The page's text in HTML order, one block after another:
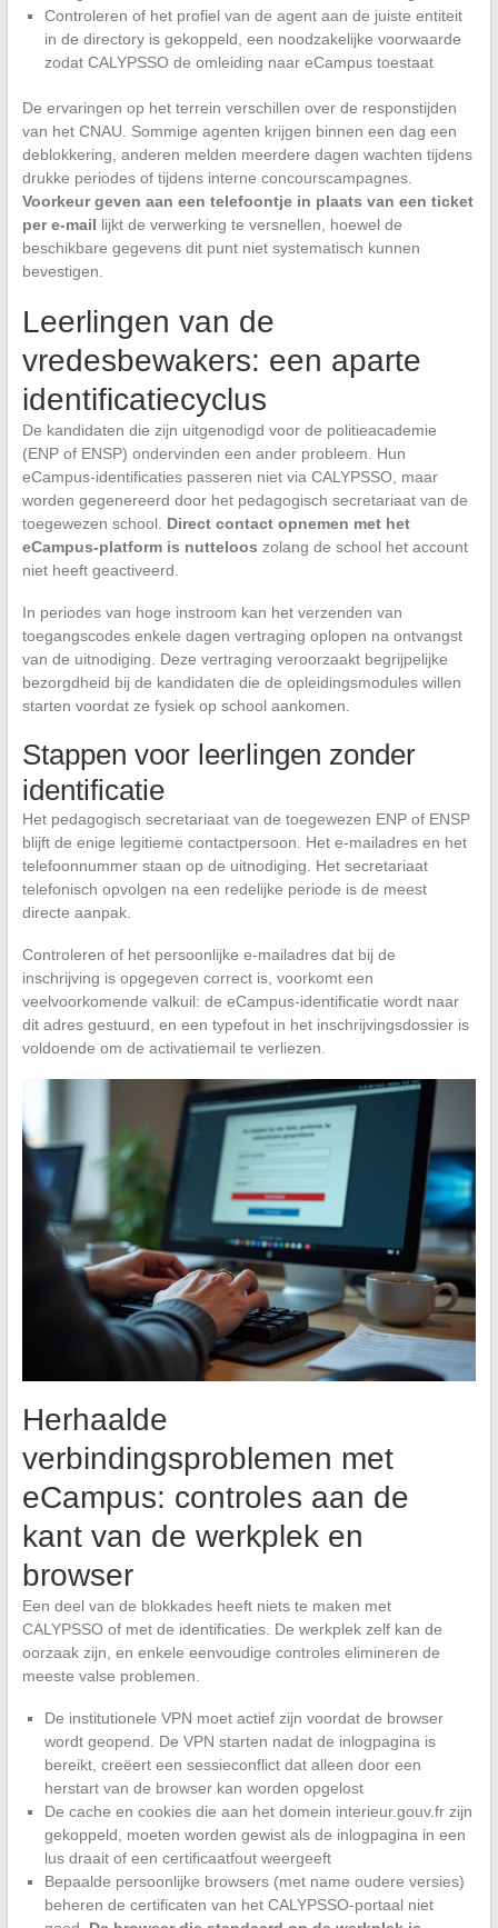
Controleren of het profiel van de agent aan de juiste entiteit
in de directory is gekoppeld, een noodzakelijke voorwaarde
zodat CALYPSSO de omleiding naar eCampus toestaat
De ervaringen op het terrein verschillen over de responstijden
van het CNAU. Sommige agenten krijgen binnen een dag een
deblokkering, anderen melden meerdere dagen wachten tijdens
drukke periodes of tijdens interne concourscampagnes.
Voorkeur geven aan een telefoontje in plaats van een ticket
per e-mail lijkt de verwerking te versnellen, hoewel de
beschikbare gegevens dit punt niet systematisch kunnen
bevestigen.
Leerlingen van de
vredesbewakers: een aparte
identificatiecyclus
De kandidaten die zijn uitgenodigd voor de politieacademie
(ENP of ENSP) ondervinden een ander probleem. Hun
eCampus-identificaties passeren niet via CALYPSSO, maar
worden gegenereerd door het pedagogisch secretariaat van de
toegewezen school. Direct contact opnemen met het
eCampus-platform is nutteloos zolang de school het account
niet heeft geactiveerd.
In periodes van hoge instroom kan het verzenden van
toegangscodes enkele dagen vertraging oplopen na ontvangst
van de uitnodiging. Deze vertraging veroorzaakt begrijpelijke
bezorgdheid bij de kandidaten die de opleidingsmodules willen
starten voordat ze fysiek op school aankomen.
Stappen voor leerlingen zonder
identificatie
Het pedagogisch secretariaat van de toegewezen ENP of ENSP
blijft de enige legitieme contactpersoon. Het e-mailadres en het
telefoonnummer staan op de uitnodiging. Het secretariaat
telefonisch opvolgen na een redelijke periode is de meest
directe aanpak.
Controleren of het persoonlijke e-mailadres dat bij de
inschrijving is opgegeven correct is, voorkomt een
veelvoorkomende valkuil: de eCampus-identificatie wordt naar
dit adres gestuurd, en een typefout in het inschrijvingsdossier is
voldoende om de activatiemail te verliezen.
Herhaalde
verbindingsproblemen met
eCampus: controles aan de
kant van de werkplek en
browser
Een deel van de blokkades heeft niets te maken met
CALYPSSO of met de identificaties. De werkplek zelf kan de
oorzaak zijn, en enkele eenvoudige controles elimineren de
meeste valse problemen.
De institutionele VPN moet actief zijn voordat de browser
wordt geopend. De VPN starten nadat de inlogpagina is
bereikt, creëert een sessieconflict dat alleen door een
herstart van de browser kan worden opgelost
De cache en cookies die aan het domein interieur.gouv.fr zijn
gekoppeld, moeten worden gewist als de inlogpagina in een
lus draait of een certificaatfout weergeeft
Bepaalde persoonlijke browsers (met name oudere versies)
beheren de certificaten van het CALYPSSO-portaal niet